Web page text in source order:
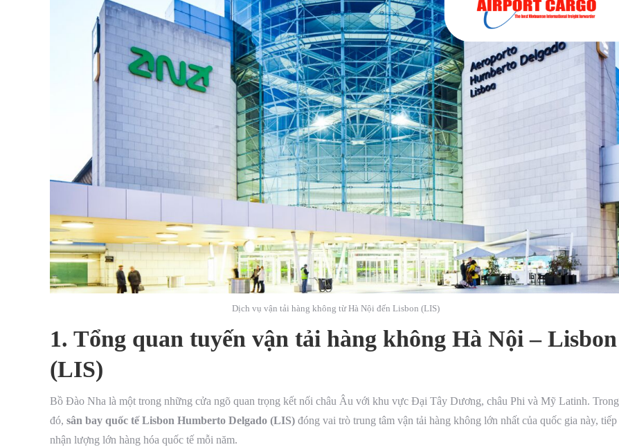
Dịch vụ vận tải hàng không từ Hà Nội đến Lisbon (LIS)
1. Tổng quan tuyến vận tải hàng không Hà Nội – Lisbon
(LIS)
Bồ Đào Nha là một trong những cửa ngõ quan trọng kết nối châu Âu với khu vực Đại Tây Dương, châu Phi và Mỹ Latinh. Trong
đó, sân bay quốc tế Lisbon Humberto Delgado (LIS) đóng vai trò trung tâm vận tải hàng không lớn nhất của quốc gia này, tiếp
nhận lượng lớn hàng hóa quốc tế mỗi năm.